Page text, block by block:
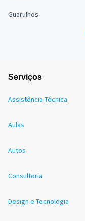
Guarulhos
Serviços
Assistência Técnica
Aulas
Autos
Consultoria
Design e Tecnologia